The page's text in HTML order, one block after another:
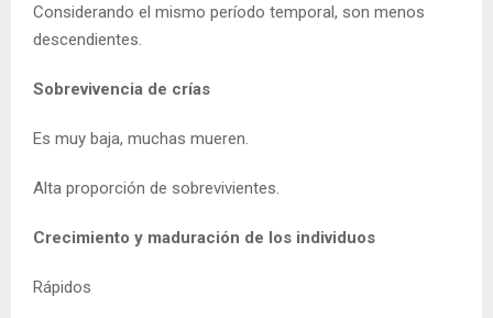
Considerando el mismo período temporal, son menos
descendientes.
Sobrevivencia de crías
Es muy baja, muchas mueren.
Alta proporción de sobrevivientes.
Crecimiento y maduración de los individuos
Rápidos